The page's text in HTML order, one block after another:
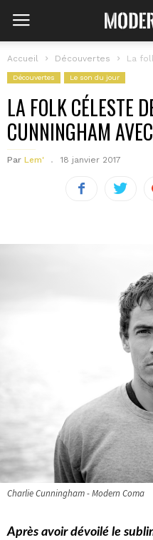
Accueil Découvertes La folk
Découvertes Le son du jour
LA FOLK CÉLESTE
CUNNINGHAM
Par Lem' 18 janvier 2017
Charlie Cunningham - Modern Coma
Après avoir dévoilé le